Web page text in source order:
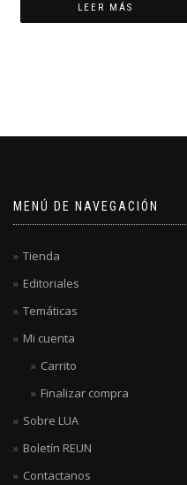
LEER MÁS
MENÚ DE NAVEGACIÓN
Tienda
Editoriales
Temáticas
Mi cuenta
Carrito
Finalizar compra
Sobre LUA
Boletín REUN
Contactanos